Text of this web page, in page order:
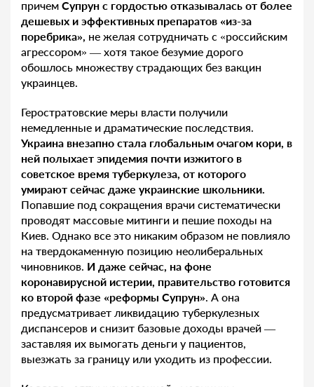
причем Супрун с гордостью отказывалась от более
дешевых и эффективных препаратов «из-за
поребрика», не желая сотрудничать с «российским
агрессором» — хотя такое безумие дорого
обошлось множеству страдающих без вакцин
украинцев.
Геростратовские меры власти получили
немедленные и драматические последствия.
Украина внезапно стала глобальным очагом кори, в
ней полыхает эпидемия почти изжитого в
советское время туберкулеза, от которого
умирают сейчас даже украинские школьники.
Попавшие под сокращения врачи систематически
проводят массовые митинги и пешие походы на
Киев. Однако все это никаким образом не повлияло
на твердокаменную позицию неолиберальных
чиновников. И даже сейчас, на фоне
коронавирусной истерии, правительство готовится
ко второй фазе «реформы Супрун». А она
предусматривает ликвидацию туберкулезных
диспансеров и снизит базовые доходы врачей —
заставляя их вымогать деньги у пациентов,
выезжать за границу или уходить из профессии.